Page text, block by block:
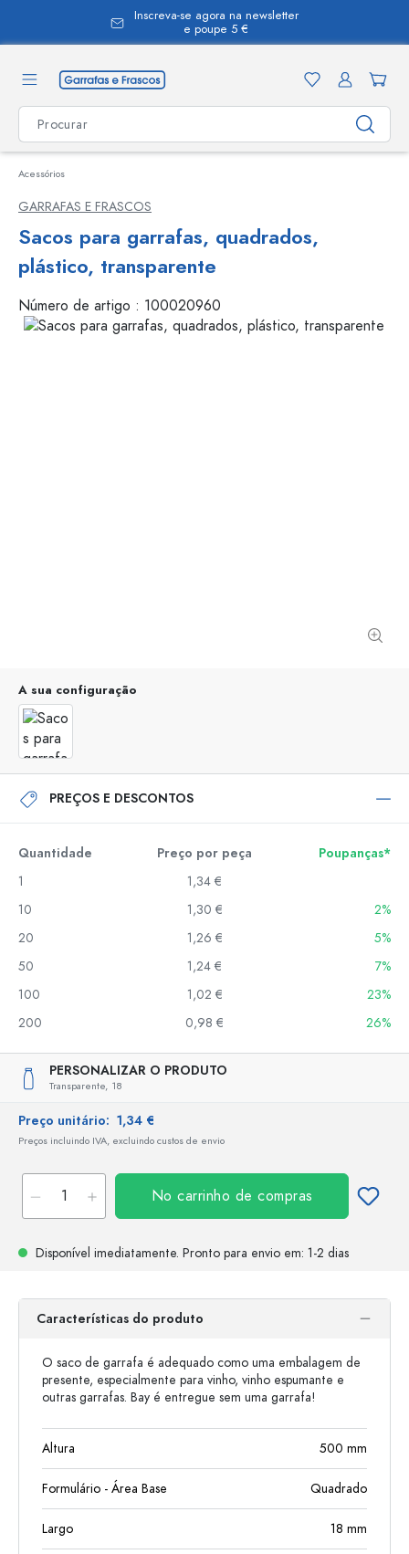
Inscreva-se agora na newsletter
e poupe 5 €
Acessórios
GARRAFAS E FRASCOS
Sacos para garrafas, quadrados,
plástico, transparente
Número de artigo : 100020960
A sua configuração
PREÇOS E DESCONTOS
Quantidade Preço por peça
Poupanças*
1
1,34 €
10
1,30 €
2%
20
1,26 €
5%
50
1,24 €
7%
100
1,02 €
23%
200
0,98 € 26%
PERSONALIZAR O PRODUTO
Transparente, 18
Preço unitário: 1,34 €
Preços incluindo IVA, excluindo custos de envio
No carrinho de compras
Disponível imediatamente. Pronto para envio em: 1-2 dias
Características do produto
O saco de garrafa é adequado como uma embalagem de
presente, especialmente para vinho, vinho espumante e
outras garrafas. Bay é entregue sem uma garrafa!
Altura 500 mm
Formulário - Área Base Quadrado
Largo 18 mm